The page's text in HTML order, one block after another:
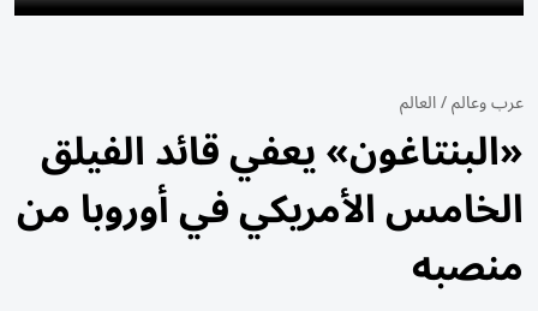
عرب وعالم/العالم
«البنتاغون» يعفي قائد الفيلق
الخامس الأمريكي في أوروبا من
منصبه